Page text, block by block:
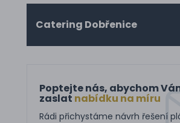
Catering Dobřenice
Poptejte nás, abychom
zaslat nabídku na míru
Rádi přichystáme návrh řešení